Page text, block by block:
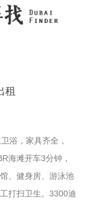
租
浴，家具齐全，
海滩开车3分钟，
、健身房、游泳池
打扫卫生。3300迪